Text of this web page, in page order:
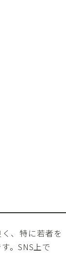
、特に若者を
。SNS上で